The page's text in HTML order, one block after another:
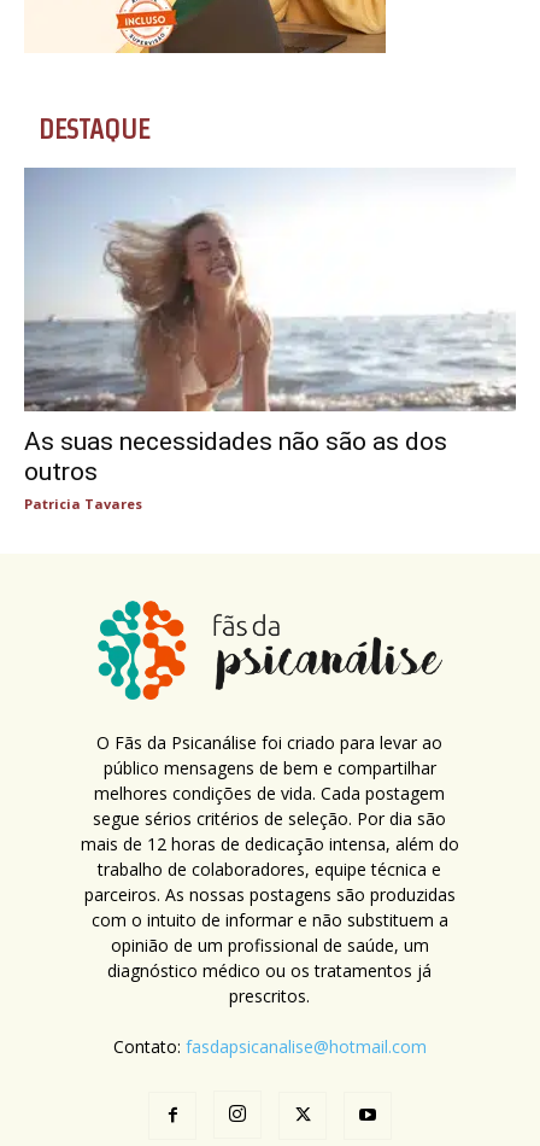
DESTAQUE
As suas necessidades não são as dos
outros
Patricia Tavares
O Fãs da Psicanálise foi criado para levar ao
público mensagens de bem e compartilhar
melhores condições de vida. Cada postagem
segue sérios critérios de seleção. Por dia são
mais de 12 horas de dedicação intensa, além do
trabalho de colaboradores, equipe técnica e
parceiros. As nossas postagens são produzidas
com o intuito de informar e não substituem a
opinião de um profissional de saúde, um
diagnóstico médico ou os tratamentos já
prescritos.
Contato: fasdapsicanalise@hotmail.com